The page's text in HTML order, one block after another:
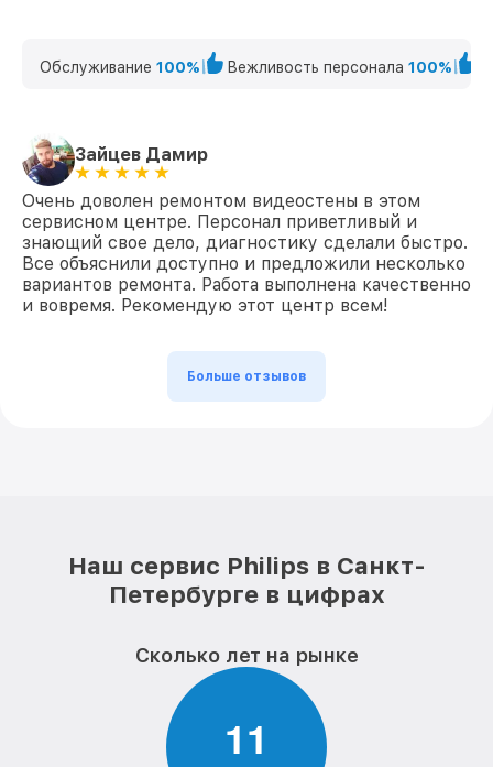
Обслуживание 100% Вежливость персонала 100%
Зайцев Дамир
Очень доволен ремонтом видеостены в этом
сервисном центре. Персонал приветливый и
знающий свое дело, диагностику сделали быстро.
Все объяснили доступно и предложили несколько
вариантов ремонта. Работа выполнена качественно
и вовремя. Рекомендую этот центр всем!
Больше отзывов
Наш сервис Philips в Санкт-
Петербурге в цифрах
Сколько лет на рынке
11